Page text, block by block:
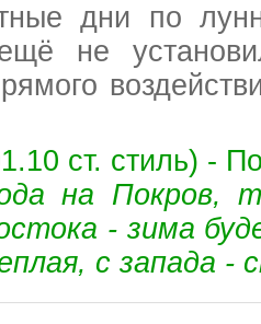
дни по
не
ст. стиль) -
на Покров,
- зима
с запада -